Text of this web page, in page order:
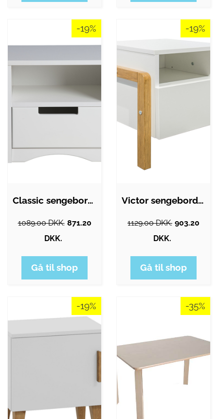
-19%
Classic sengebord til børn, m. 1 rum og…
1089.00 DKK. 871.20
DKK.
Gå til shop
-19%
Victor sengebord til børn, m. 1 låge og…
1129.00 DKK. 903.20
DKK.
Gå til shop
-19% -35%